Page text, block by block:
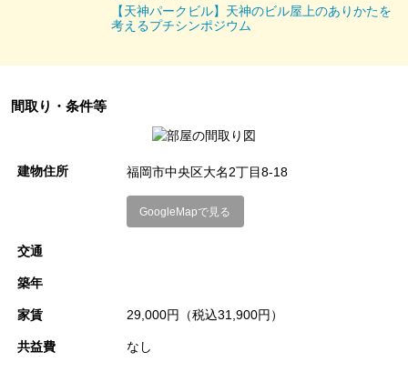
駐車場についてのお問い合わせ
受付時間：9：00～18：00（日祝を除く）
コメントを閉じる
【天神パークビル】天神のビル屋上のありかたを
考えるプチシンポジウム
間取り・条件等
建物住所 福岡市中央区大名2丁目8-18
GoogleMapで見る
交通
築年
家賃 29,000円（税込31,900円）
共益費 なし